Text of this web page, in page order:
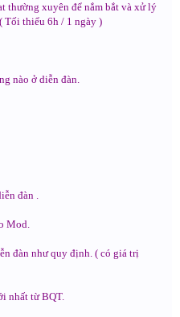
thường xuyên để nắm bắt và xử lý
Tối thiểu 6h / 1 ngày )
nào ở diễn đàn.
đàn .
Mod.
đàn như quy định. ( có giá trị
nhất từ BQT.